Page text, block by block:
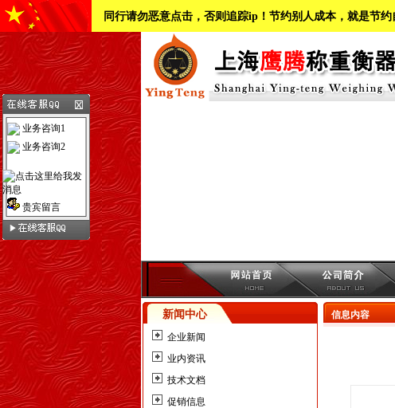
同行请勿恶意点击，否则追踪ip！节约别人成本，就是节约
新闻中心
企业新闻
业内资讯
技术文档
促销信息
信息内容
业务咨询1
业务咨询2
贵宾留言